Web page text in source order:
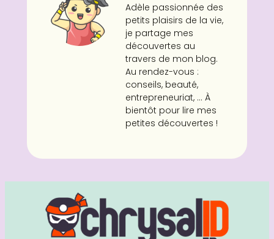
Adèle passionnée des
petits plaisirs de la vie,
je partage mes
découvertes au
travers de mon blog.
Au rendez-vous :
conseils, beauté,
entrepreneuriat, ... À
bientôt pour lire mes
petites découvertes !